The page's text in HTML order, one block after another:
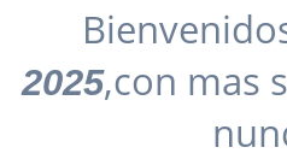
2025,con mas